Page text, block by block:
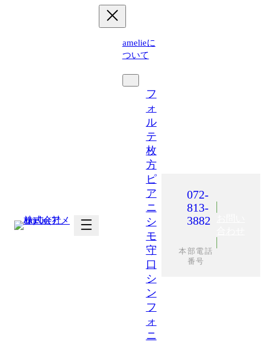
amelieに
ついて
フ
ォ
ル
テ
枚
方
ピ
ア
ニ
シ
モ
守
口
シ
ン
フ
ォ
ニ
072-
813-
3882
本部電話
番号